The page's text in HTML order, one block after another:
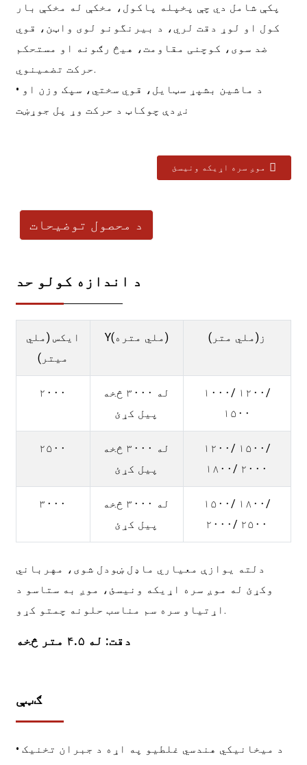
پکې شامل دي چې پخپله پاکول، مخکې له مخکې بار
کول او لوړ دقت لري، د بیرنگونو لوی واټن، قوي
ضد سوی، کوچنی مقاومت، هیڅ رګونه او مستحکم
حرکت تضمینوي.
• د ماشین بشپړ سټایل، قوي سختي، سپک وزن او
نږدې چوکاټ د حرکت وړ پل جوړښت
موږ سره اړیکه ونیسئ
د محصول توضیحات
د اندازه کولو حد
ایکس (ملي
میتر)
Y(ملي متره) ز(ملي متر)
۲۰۰۰
له ۳۰۰۰ څخه
پیل کړئ
۱۰۰۰/ ۱۲۰۰/
۱۵۰۰
۲۵۰۰
له ۳۰۰۰ څخه
پیل کړئ
۱۲۰۰/ ۱۵۰۰/
۱۸۰۰/ ۲۰۰۰
۳۰۰۰
له ۳۰۰۰ څخه
پیل کړئ
۱۵۰۰/ ۱۸۰۰/
۲۰۰۰/ ۲۵۰۰
دلته یوازې معیاري ماډل ښودل شوی، مهرباني
وکړئ له موږ سره اړیکه ونیسئ، موږ به ستاسو د
اړتیاو سره سم مناسب حلونه چمتو کړو.
دقت: له ۴.۵ متر څخه
ګټې
• د میخانیکي هندسي غلطیو په اړه د جبران تخنیک